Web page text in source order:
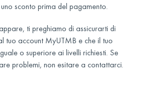
sconto prima del pagamento.
ti preghiamo di assicurarti di
tuo account MyUTMB e che il tuo
o superiore ai livelli richiesti. Se
problemi, non esitare a contattarci.